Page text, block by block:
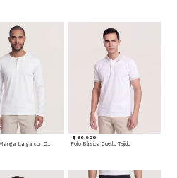
Camiseta Manga Larga con Cuello Henley
$ 69.900
Polo Básica Cuello Tejido